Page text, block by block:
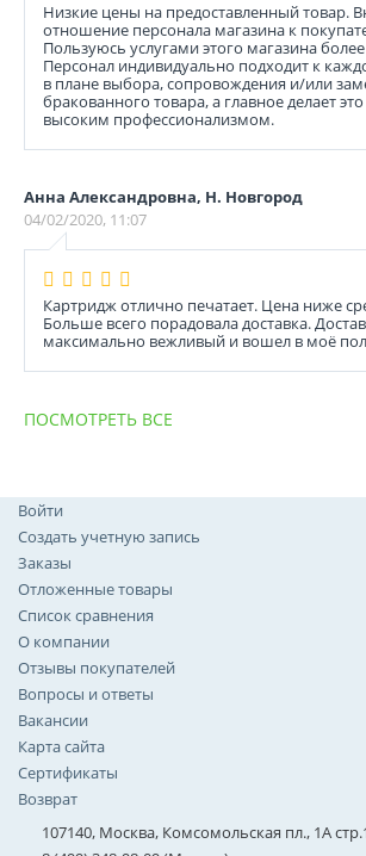
Низкие цены на предоставленный товар.
отношение персонала магазина к
Пользуюсь услугами этого магазина более
Персонал индивидуально подходит к
в плане выбора, сопровождения и/или
бракованного товара, а главное делает
высоким профессионализмом.
Анна Александровна, Н. Новгород
04/02/2020, 11:07
Картридж отлично печатает. Цена ниже
Больше всего порадовала доставка.
максимально вежливый и вошел в моё
ПОСМОТРЕТЬ ВСЕ
Войти
Создать учетную запись
Заказы
Отложенные товары
Список сравнения
О компании
Отзывы покупателей
Вопросы и ответы
Вакансии
Карта сайта
Сертификаты
Возврат
107140, Москва, Комсомольская пл., 1А